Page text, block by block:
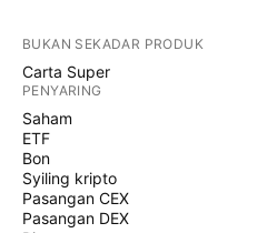
BUKAN SEKADAR PRODUK
Carta Super
PENYARING
Saham
ETF
Bon
Syiling kripto
Pasangan CEX
Pasangan DEX